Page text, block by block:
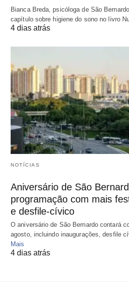
Bianca Breda, psicóloga de São
capítulo sobre higiene do sono no livro
4 dias atrás
NOTÍCIAS
Aniversário de São
programação com mais
e desfile-cívico
O aniversário de São Bernardo contará
agosto, incluindo inaugurações, desfile
Mais
4 dias atrás